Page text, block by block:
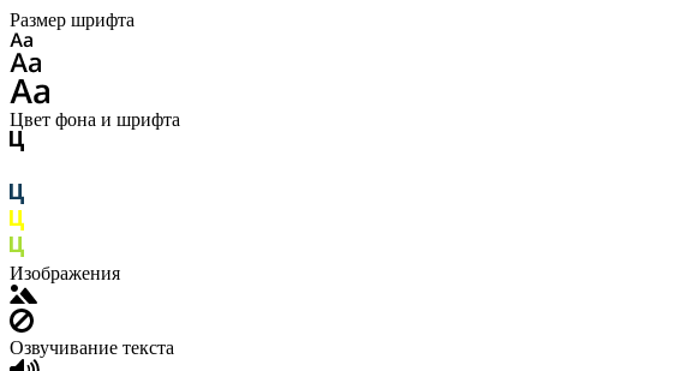
Размер шрифта
Цвет фона и шрифта
Изображения
Озвучивание текста